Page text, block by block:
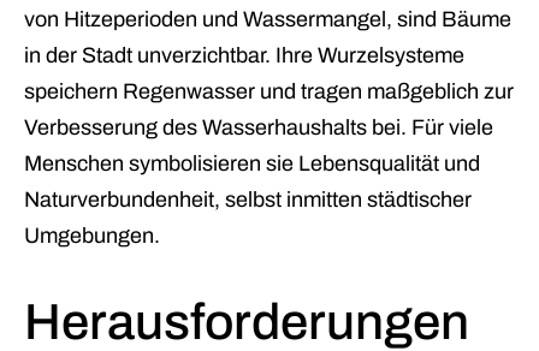
von Hitzeperioden und Wassermangel, sind Bäume
in der Stadt unverzichtbar. Ihre Wurzelsysteme
speichern Regenwasser und tragen maßgeblich zur
Verbesserung des Wasserhaushalts bei. Für viele
Menschen symbolisieren sie Lebensqualität und
Naturverbundenheit, selbst inmitten städtischer
Umgebungen.
Herausforderungen